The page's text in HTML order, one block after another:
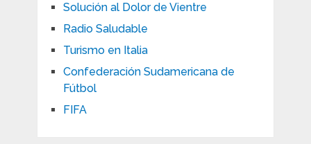
Solución al Dolor de Vientre
Radio Saludable
Turismo en Italia
Confederación Sudamericana de
Fútbol
FIFA